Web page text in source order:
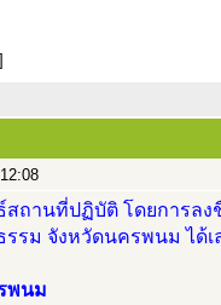
ถานที่ปฏิบัติ โดยการลง
รม จังหวัดนครพนม ได้เ
พนม